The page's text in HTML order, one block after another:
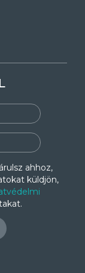
ahhoz,
küldjön,